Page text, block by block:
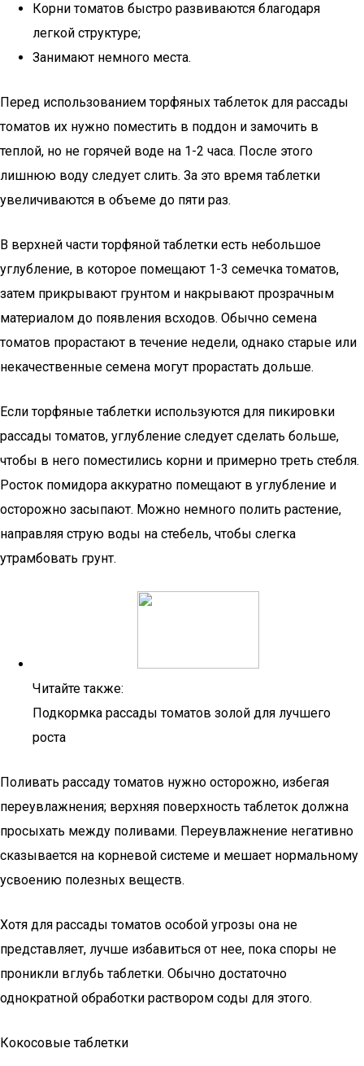
Корни томатов быстро развиваются благодаря
легкой структуре;
Занимают немного места.
Перед использованием торфяных таблеток для рассады
томатов их нужно поместить в поддон и замочить в
теплой, но не горячей воде на 1-2 часа. После этого
лишнюю воду следует слить. За это время таблетки
увеличиваются в объеме до пяти раз.
В верхней части торфяной таблетки есть небольшое
углубление, в которое помещают 1-3 семечка томатов,
затем прикрывают грунтом и накрывают прозрачным
материалом до появления всходов. Обычно семена
томатов прорастают в течение недели, однако старые или
некачественные семена могут прорастать дольше.
Если торфяные таблетки используются для пикировки
рассады томатов, углубление следует сделать больше,
чтобы в него поместились корни и примерно треть стебля.
Росток помидора аккуратно помещают в углубление и
осторожно засыпают. Можно немного полить растение,
направляя струю воды на стебель, чтобы слегка
утрамбовать грунт.
Читайте также:
Подкормка рассады томатов золой для лучшего
роста
Поливать рассаду томатов нужно осторожно, избегая
переувлажнения; верхняя поверхность таблеток должна
просыхать между поливами. Переувлажнение негативно
сказывается на корневой системе и мешает нормальному
усвоению полезных веществ.
Хотя для рассады томатов особой угрозы она не
представляет, лучше избавиться от нее, пока споры не
проникли вглубь таблетки. Обычно достаточно
однократной обработки раствором соды для этого.
Кокосовые таблетки